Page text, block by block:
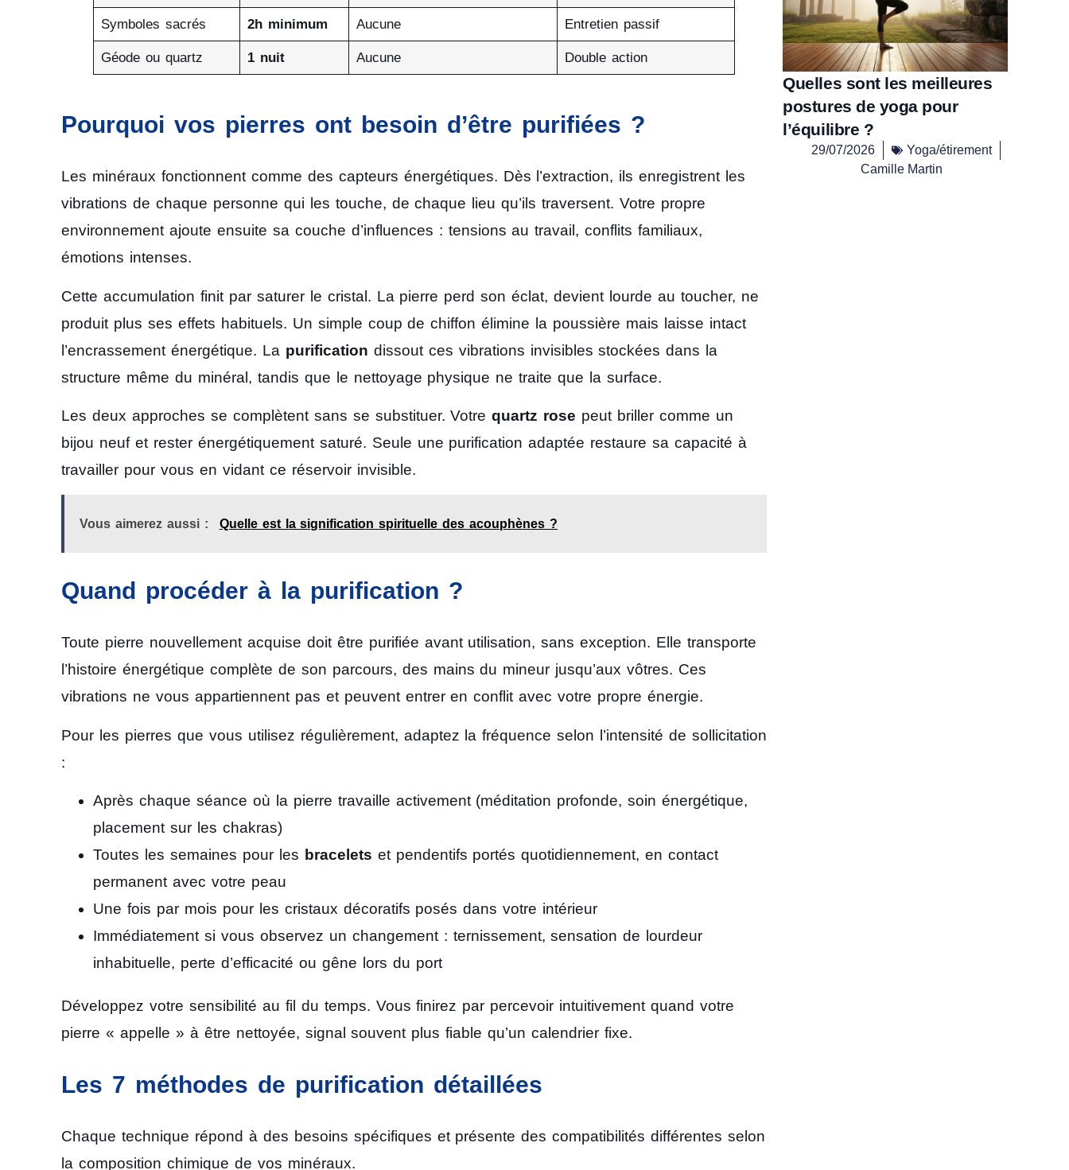
Symboles sacrés 2h minimum Aucune Entretien passif
Géode ou quartz 1 nuit Aucune Double action
Pourquoi vos pierres ont besoin d’être purifiées ?
Les minéraux fonctionnent comme des capteurs énergétiques. Dès l’extraction, ils enregistrent les
vibrations de chaque personne qui les touche, de chaque lieu qu’ils traversent. Votre propre
environnement ajoute ensuite sa couche d’influences : tensions au travail, conflits familiaux,
émotions intenses.
Cette accumulation finit par saturer le cristal. La pierre perd son éclat, devient lourde au toucher, ne
produit plus ses effets habituels. Un simple coup de chiffon élimine la poussière mais laisse intact
l’encrassement énergétique. La purification dissout ces vibrations invisibles stockées dans la
structure même du minéral, tandis que le nettoyage physique ne traite que la surface.
Les deux approches se complètent sans se substituer. Votrequartz rose peut briller comme un
bijou neuf et rester énergétiquement saturé. Seule une purification adaptée restaure sa capacité à
travailler pour vous en vidant ce réservoir invisible.
Vous aimerez aussi : Quelle est la signification spirituelle des acouphènes ?
Quand procéder à la purification ?
Toute pierre nouvellement acquise doit être purifiée avant utilisation, sans exception. Elle transporte
l’histoire énergétique complète de son parcours, des mains du mineur jusqu’aux vôtres. Ces
vibrations ne vous appartiennent pas et peuvent entrer en conflit avec votre propre énergie.
Pour les pierres que vous utilisez régulièrement, adaptez la fréquence selon l’intensité de sollicitation
:
Après chaque séance où la pierre travaille activement (méditation profonde, soin énergétique,
placement sur les chakras)
Toutes les semaines pour les bracelets et pendentifs portés quotidiennement, en contact
permanent avec votre peau
Une fois par mois pour les cristaux décoratifs posés dans votre intérieur
Immédiatement si vous observez un changement : ternissement, sensation de lourdeur
inhabituelle, perte d’efficacité ou gêne lors du port
Développez votre sensibilité au fil du temps. Vous finirez par percevoir intuitivement quand votre
pierre « appelle » à être nettoyée, signal souvent plus fiable qu’un calendrier fixe.
Les 7 méthodes de purification détaillées
Chaque technique répond à des besoins spécifiques et présente des compatibilités différentes selon
la composition chimique de vos minéraux.
Quelles sont les meilleures
postures de yoga pour
l’équilibre ?
29/07/2026
Yoga/étirement
Camille Martin